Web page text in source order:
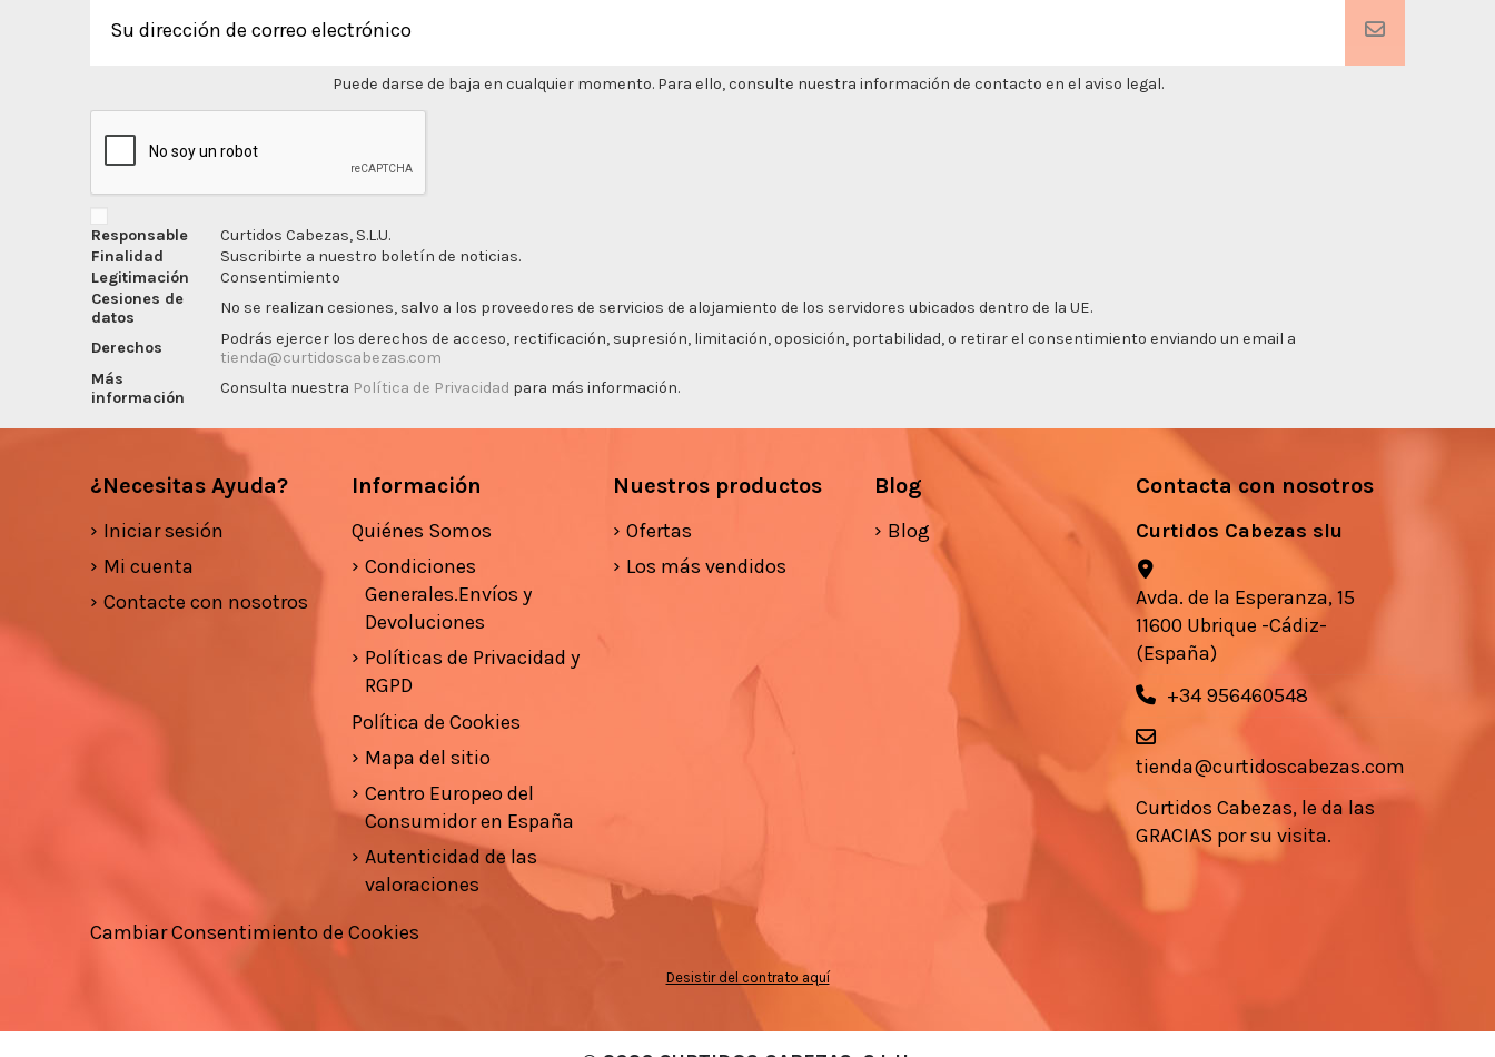
Puede darse de baja en cualquier momento. Para ello, consulte nuestra información de contacto en el aviso legal.
Responsable
Curtidos Cabezas, S.L.U.
Finalidad
Suscribirte a nuestro boletín de noticias.
Legitimación
Consentimiento
Cesiones de
datos
No se realizan cesiones, salvo a los proveedores de servicios de alojamiento de los servidores ubicados dentro de la UE.
Derechos
Podrás ejercer los derechos de acceso, rectificación, supresión, limitación, oposición, portabilidad, o retirar el consentimiento enviando un email a
tienda@curtidoscabezas.com
Más
información
Consulta nuestra Política de Privacidad para más información.
¿Necesitas Ayuda?
Iniciar sesión
Mi cuenta
Contacte con nosotros
Información
Quiénes Somos
Condiciones
Generales.Envíos y
Devoluciones
Políticas de Privacidad y
RGPD
Política de Cookies
Mapa del sitio
Centro Europeo del
Consumidor en España
Autenticidad de las
valoraciones
Nuestros productos
Ofertas
Los más vendidos
Blog
Blog
Contacta con nosotros
Curtidos Cabezas slu
Avda. de la Esperanza, 15
11600 Ubrique -Cádiz-
(España)
+34 956460548
tienda@curtidoscabezas.com
Curtidos Cabezas, le da las
GRACIAS por su visita.
Cambiar Consentimiento de Cookies
Desistir del contrato aquí